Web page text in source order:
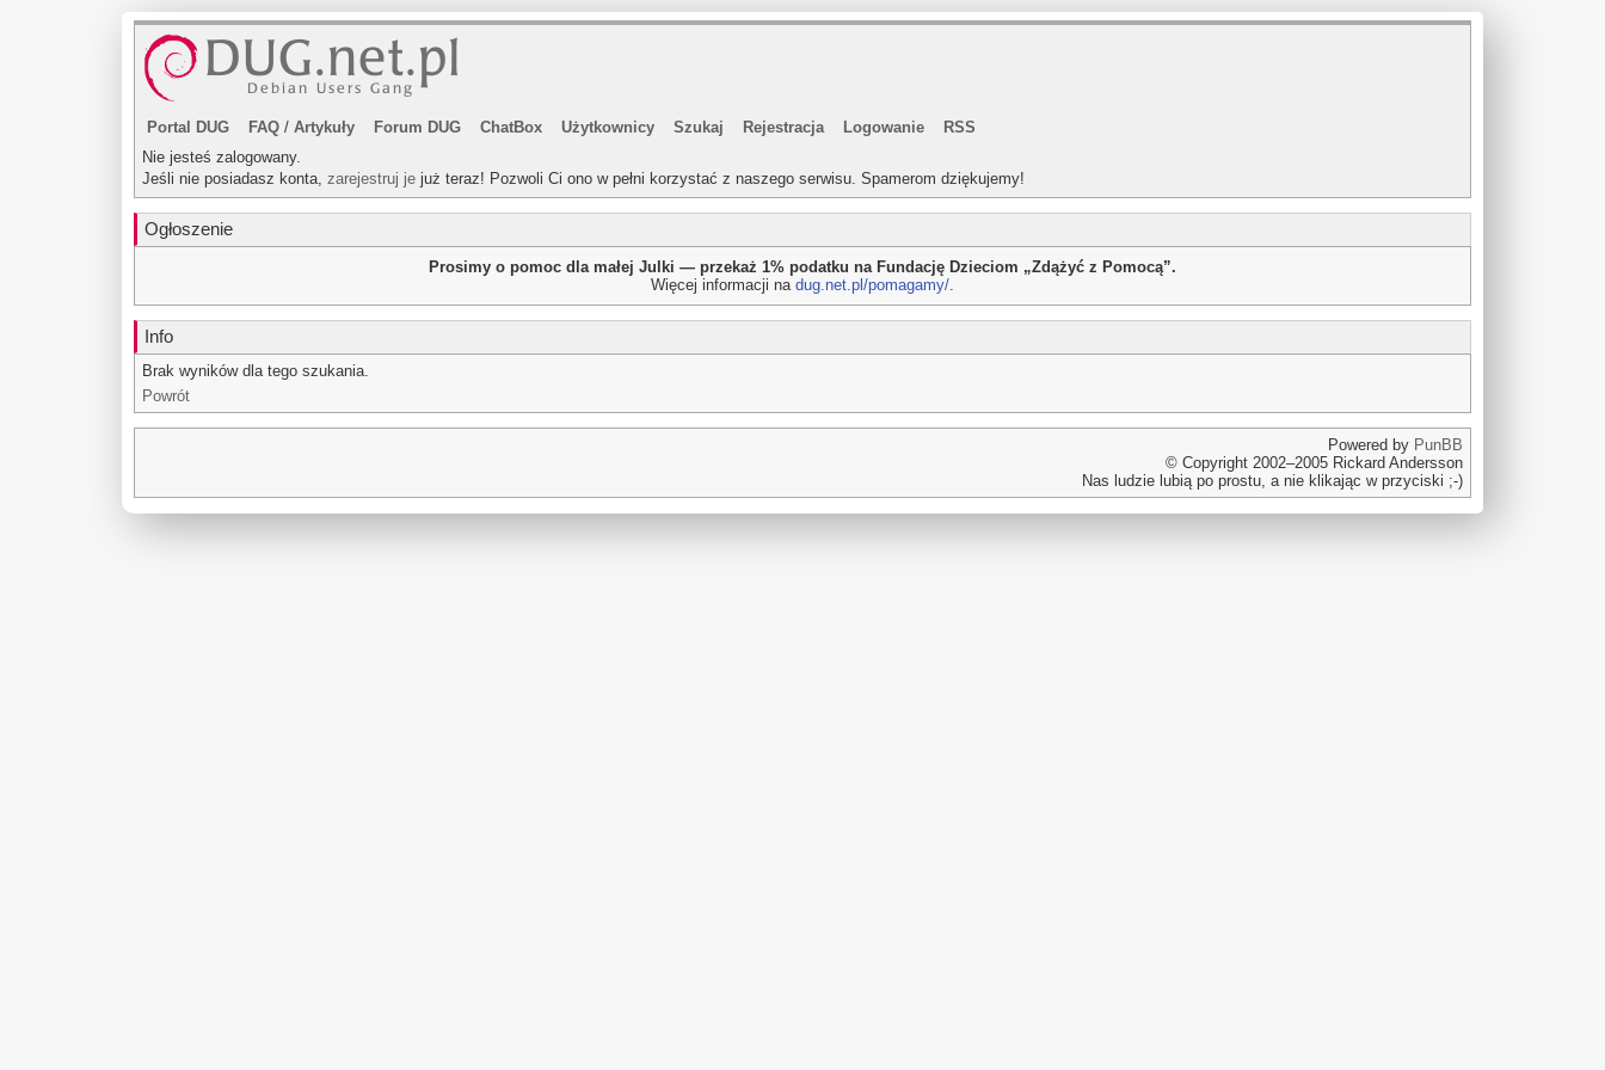
Portal DUG FAQ / Artykuły Forum DUG ChatBox Użytkownicy Szukaj Rejestracja Logowanie
RSS
Nie jesteś zalogowany.
Jeśli nie posiadasz konta, zarejestruj je już teraz! Pozwoli Ci ono w pełni korzystać z naszego serwisu. Spamerom dziękujemy!
Ogłoszenie
Prosimy o pomoc dla małej Julki — przekaż 1% podatku na Fundację Dzieciom „Zdążyć z Pomocą”.
Więcej informacji na dug.net.pl/pomagamy/.
Info
Brak wyników dla tego szukania.
Powrót
Powered by PunBB
© Copyright 2002–2005 Rickard Andersson
Nas ludzie lubią po prostu, a nie klikając w przyciski ;-)